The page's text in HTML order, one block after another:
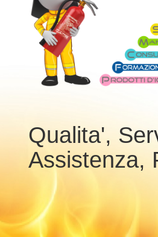
Qualita',
Assistenza,